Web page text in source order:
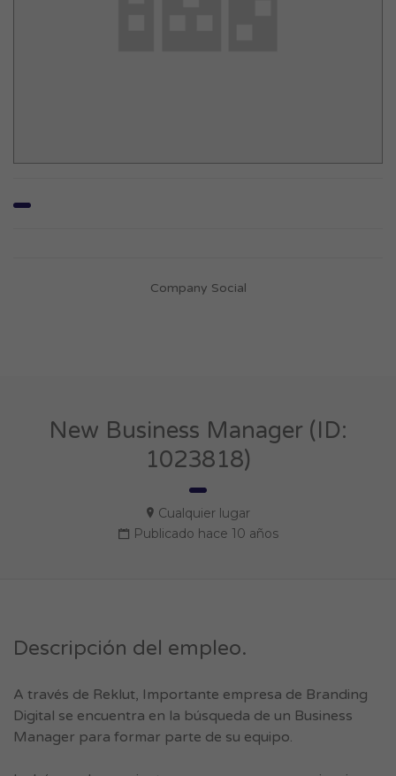
Company Social
New Business Manager (ID:
1023818)
Cualquier lugar
Publicado hace 10 años
Descripción del empleo.
A través de Reklut, Importante empresa de Branding
Digital se encuentra en la búsqueda de un Business
Manager para formar parte de su equipo.